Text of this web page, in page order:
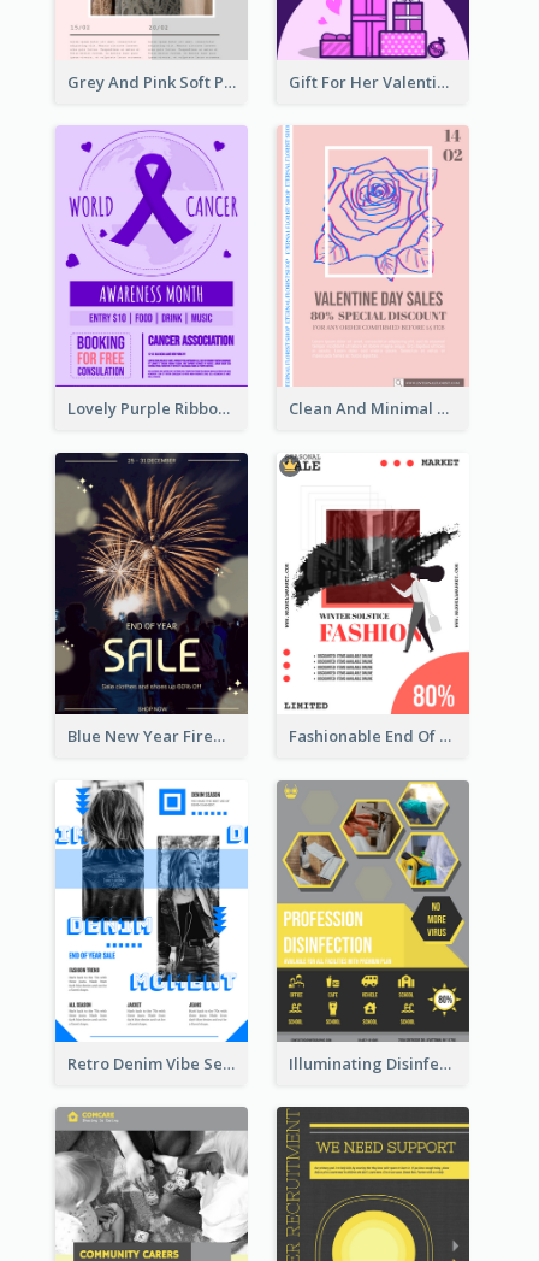
Grey And Pink Soft Photo Pop Up Sale Poster Gift For Her Valentine Celebration Poster Design Template
Lovely Purple Ribbon Poster Design Template Clean And Minimal Rose Portrait Poster Design
Blue New Year Firework Photo Sale Poster Fashionable End Of Sale Poster Design Template
Retro Denim Vibe Seasonal Sale Poster Design Illuminating Disinfection Promotional Poster Design